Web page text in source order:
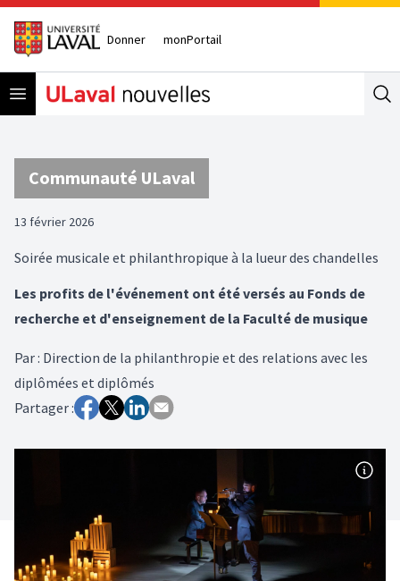
Donner monPortail
Open menu
Communauté ULaval
13 février 2026
Soirée musicale et philanthropique à la lueur des chandelles
Les profits de l'événement ont été versés au Fonds de
recherche et d'enseignement de la Faculté de musique
Par: Direction de la philanthropie et des relations avec les
diplômées et diplômés
Partager :